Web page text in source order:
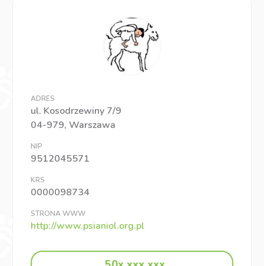
ADRES
ul. Kosodrzewiny 7/9
04-979, Warszawa
NIP
9512045571
KRS
0000098734
STRONA WWW
http://www.psianiol.org.pl